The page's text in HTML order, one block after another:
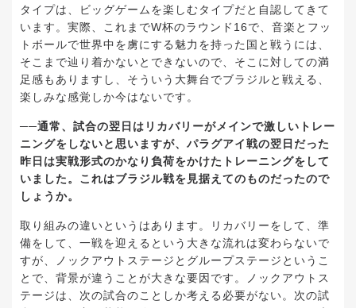
タイプは、ビッグゲームを楽しむタイプだと自認してきて
います。実際、これまでW杯のラウンド16で、音楽とフッ
トボールで世界中を虜にする魅力を持った国と戦うには、
そこまで辿り着かないとできないので、そこに対しての満
足感もありますし、そういう大舞台でブラジルと戦える、
楽しみな感覚しか今はないです。
──通常、試合の翌日はリカバリーがメインで激しいトレー
ニングをしないと思いますが、パラグアイ戦の翌日だった
昨日は実戦形式のかなり負荷をかけたトレーニングをして
いました。これはブラジル戦を見据えてのものだったので
しょうか。
取り組みの違いというはあります。リカバリーをして、準
備をして、一戦を迎えるという大きな流れは変わらないで
すが、ノックアウトステージとグループステージというこ
とで、背景が違うことが大きな要因です。ノックアウトス
テージは、次の試合のことしか考える必要がない。次の試